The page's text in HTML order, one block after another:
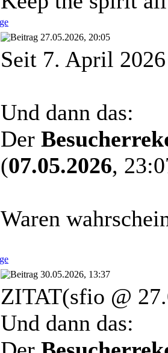
27.05.2026, 20:05
Seit 7. April
Und dann das:
Der
(07.05.2026,
Waren
30.05.2026, 13:37
ZITAT(sfio @
Und dann das: